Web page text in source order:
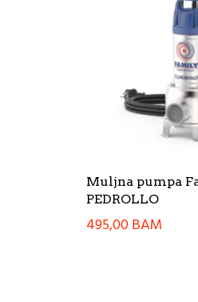
Muljna pumpa
PEDROLLO
495,00BAM